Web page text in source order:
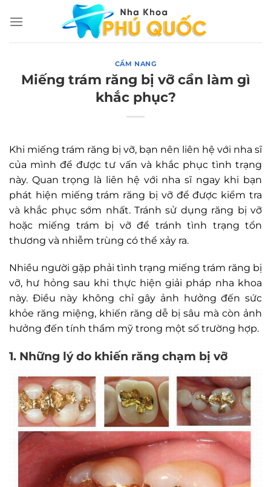
đến
CẨM NANG
Miếng trám răng bị vỡ cần làm gì
khắc phục?
Khi miếng trám răng bị vỡ, bạn nên liên hệ với nha sĩ
của mình để được tư vấn và khắc phục tình trạng
này. Quan trọng là liên hệ với nha sĩ ngay khi bạn
phát hiện miếng trám răng bị vỡ để được kiểm tra
và khắc phục sớm nhất. Tránh sử dụng răng bị vỡ
hoặc miếng trám bị vỡ để tránh tình trạng tổn
thương và nhiễm trùng có thể xảy ra.
Nhiều người gặp phải tình trạng miếng trám răng bị
vỡ, hư hỏng sau khi thực hiện giải pháp nha khoa
này. Điều này không chỉ gây ảnh hưởng đến sức
khỏe răng miệng, khiến răng dễ bị sâu mà còn ảnh
hưởng đến tính thẩm mỹ trong một số trường hợp.
1. Những lý do khiến răng chạm bị vỡ